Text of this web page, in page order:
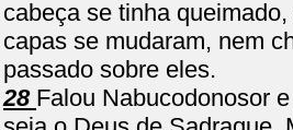
cabeça se tinha
capas se mudaram, nem
passado sobre eles.
28 Falou Nabucodonosor